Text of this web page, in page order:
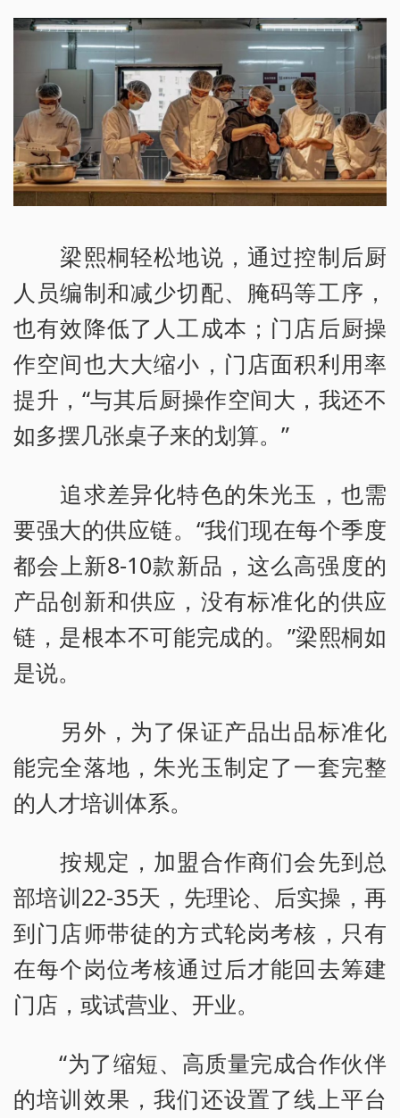
梁熙桐轻松地说，通过控制后厨
人员编制和减少切配、腌码等工序，
也有效降低了人工成本；门店后厨操
作空间也大大缩小，门店面积利用率
提升，“与其后厨操作空间大，我还不
如多摆几张桌子来的划算。”
追求差异化特色的朱光玉，也需
要强大的供应链。“我们现在每个季度
都会上新8-10款新品，这么高强度的
产品创新和供应，没有标准化的供应
链，是根本不可能完成的。”梁熙桐如
是说。
另外，为了保证产品出品标准化
能完全落地，朱光玉制定了一套完整
的人才培训体系。
按规定，加盟合作商们会先到总
部培训22-35天，先理论、后实操，再
到门店师带徒的方式轮岗考核，只有
在每个岗位考核通过后才能回去筹建
门店，或试营业、开业。
“为了缩短、高质量完成合作伙伴
的培训效果，我们还设置了线上平台